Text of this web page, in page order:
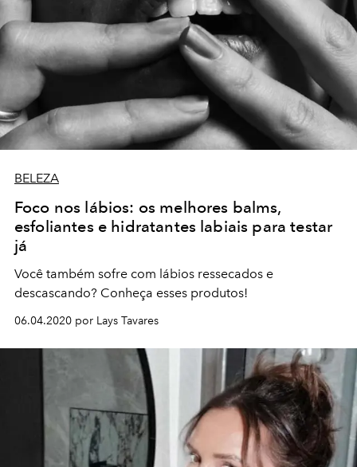
BELEZA
Foco nos lábios: os melhores balms,
esfoliantes e hidratantes labiais para testar
já
Você também sofre com lábios ressecados e
descascando? Conheça esses produtos!
06.04.2020 por Lays Tavares